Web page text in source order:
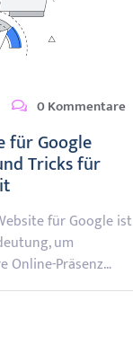
0 Kommentare
für Google
Tricks für
für Google ist
um
Online-Präsenz…